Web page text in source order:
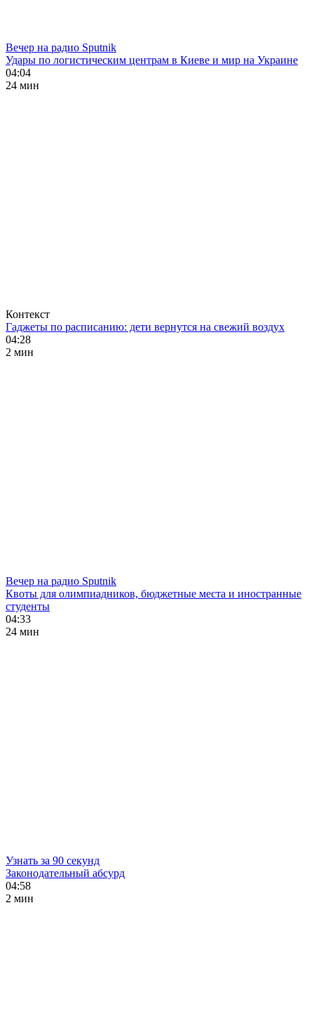
Вечер на радио Sputnik
Удары по логистическим центрам в Киеве и мир на Украине
04:04
24 мин
Контекст
Гаджеты по расписанию: дети вернутся на свежий воздух
04:28
2 мин
Вечер на радио Sputnik
Квоты для олимпиадников, бюджетные места и иностранные
студенты
04:33
24 мин
Узнать за 90 секунд
Законодательный абсурд
04:58
2 мин